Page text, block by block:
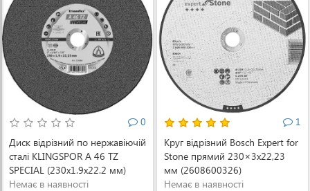
0
Диск відрізний по нержавіючій
сталі KLINGSPOR A 46 TZ
SPECIAL (230x1.9x22.2 мм)
(224084)
Немає в наявності
1
Круг відрізний Bosch Expert for
Stone прямий 230×3x22,23
мм (2608600326)
Немає в наявності